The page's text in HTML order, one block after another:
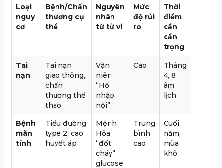
Loại
nguy
cơ
Bệnh/Chấn
thương cụ
thể
Nguyên
nhân
từ tử vi
Mức
độ rủi
ro
Thời
điểm
cần
cẩn
trọng
Tai
nạn
Tai nạn
giao thông,
chấn
thương thể
thao
Vận
niên
“Hổ
nhập
nội”
Cao
Tháng
4, 8
âm
lịch
Bệnh
mãn
tính
Tiểu đường
type 2, cao
huyết áp
Mệnh
Hỏa
“đốt
cháy”
glucose
Trung
bình
cao
Cuối
năm,
mùa
khô